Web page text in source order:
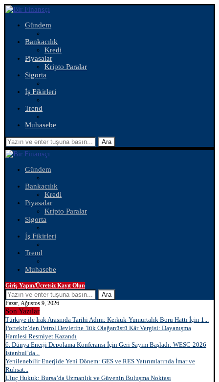
Gündem
Bankacılık
Kredi
Piyasalar
Kripto Paralar
Sigorta
İş Fikirleri
Trend
Muhasebe
Ara
Gündem
Bankacılık
Kredi
Piyasalar
Kripto Paralar
Sigorta
İş Fikirleri
Trend
Muhasebe
Giriş Yapın/Ücretsiz Kayıt Olun
Ara
Pazar, Ağustos 9, 2026
Son Yazılar
Türkiye ile Irak Arasında Tarihi Adım: Kerkük-Yumurtalık Boru Hattı İçin 1...
Portekiz’den Petrol Devlerine ’lük Olağanüstü Kâr Vergisi: Dayanışma
Hamlesi Resmiyet Kazandı
6. Dünya Enerji Depolama Konferansı İçin Geri Sayım Başladı: WESC-2026
İstanbul’da...
Yenilenebilir Enerjide Yeni Dönem: GES ve RES Yatırımlarında İmar ve
Ruhsat...
Uluç Hukuk: Bursa’da Uzmanlık ve Güvenin Buluşma Noktası